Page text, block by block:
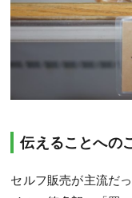
伝えることへの
セルフ販売が主流だ